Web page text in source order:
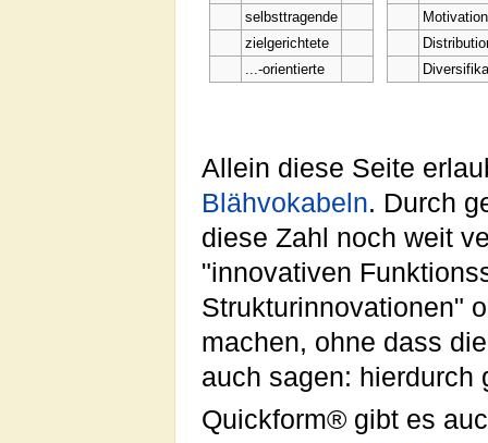
selbsttragende
zielgerichtete
...-orientierte
Allein diese Seite
Blähvokabeln. Durch
diese Zahl noch weit
"innovativen
Strukturinnovationen"
machen, ohne dass
auch sagen: hierdurch
Quickform® gibt es